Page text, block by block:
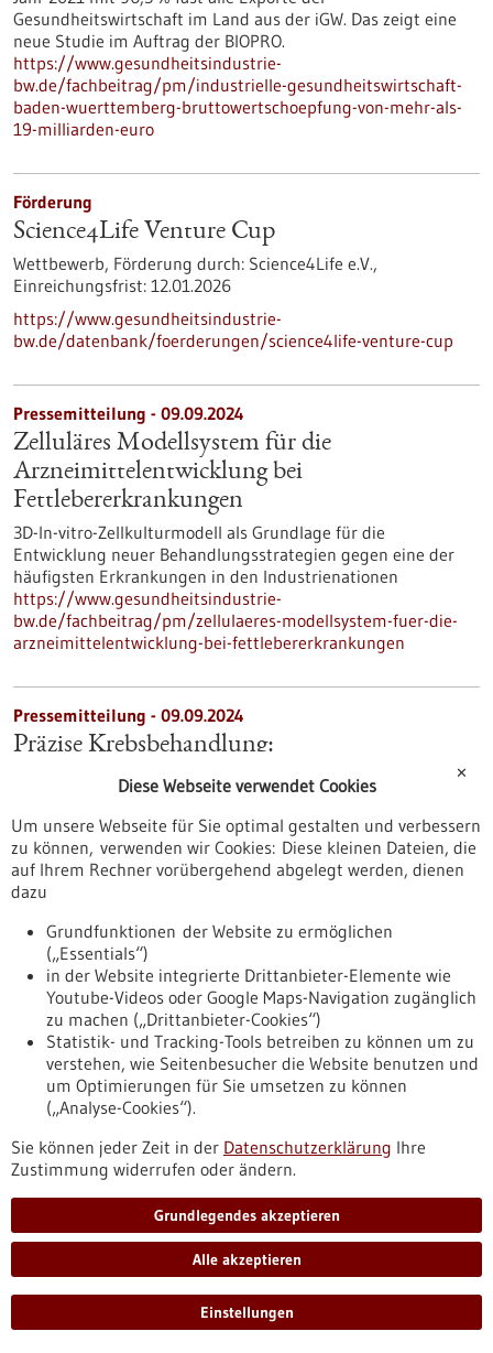
Gesundheitswirtschaft im Land aus der iGW. Das zeigt eine
neue Studie im Auftrag der BIOPRO.
https://www.gesundheitsindustrie-
bw.de/fachbeitrag/pm/industrielle-gesundheitswirtschaft-
baden-wuerttemberg-bruttowertschoepfung-von-mehr-als-
19-milliarden-euro
Förderung
Science4Life Venture Cup
Wettbewerb, Förderung durch: Science4Life e.V.,
Einreichungsfrist: 12.01.2026
https://www.gesundheitsindustrie-
bw.de/datenbank/foerderungen/science4life-venture-cup
Pressemitteilung - 09.09.2024
Zelluläres Modellsystem für die
Arzneimittelentwicklung bei
Fettlebererkrankungen
3D-In-vitro-Zellkulturmodell als Grundlage für die
Entwicklung neuer Behandlungsstrategien gegen eine der
häufigsten Erkrankungen in den Industrienationen
https://www.gesundheitsindustrie-
bw.de/fachbeitrag/pm/zellulaeres-modellsystem-fuer-die-
arzneimittelentwicklung-bei-fettlebererkrankungen
Pressemitteilung - 09.09.2024
Präzise Krebsbehandlung:
Universitätsklinikum Freiburg setzt doppelt
Am Universitätsklinikum Freiburg wurden erstmalig in
Deutschland zwei Linearbeschleuniger der neuesten
Generation in Betrieb genommen. Die extrem schnelle
hochauflösende 3D-Bildgebung ermöglicht noch präzisere
Behandlung von Krebs-Patient*innen.
https://www.gesundheitsindustrie-
bw.de/fachbeitrag/pm/praezise-krebsbehandlung-
universitaetsklinikum-freiburg-setzt-doppelt-auf-modernste-
linearbeschleuniger-weltweit
Pressemitteilung - 09.09.2024
Neues Verfahren des Molekularen
Engineerings ermöglicht komplexe Organoide
Mithilfe eines neuen Verfahrens des Molekularen Engineering
können Organoide gezielt in ihrer Entwicklung beeinflusst
werden. Zum Einsatz kommen dabei Mikrokugeln aus gezielt
gefalteter DNA, die im Inneren der Gewebestrukturen
Wachstumsfaktoren oder andere Signalmoleküle freisetzen.
Dadurch entstehen wesentlich komplexere Organoide, die die
entsprechenden Gewebe besser nachahmen und einen
realistischeren Zellmix aufweisen als bisher.
✕
Diese Webseite verwendet Cookies
Um unsere Webseite für Sie optimal gestalten und verbessern
zu können, verwenden wir Cookies: Diese kleinen Dateien, die
auf Ihrem Rechner vorübergehend abgelegt werden, dienen
dazu
Grundfunktionen der Website zu ermöglichen
(„Essentials“)
in der Website integrierte Drittanbieter-Elemente wie
Youtube-Videos oder Google Maps-Navigation zugänglich
zu machen („Drittanbieter-Cookies“)
Statistik- und Tracking-Tools betreiben zu können um zu
verstehen, wie Seitenbesucher die Website benutzen und
um Optimierungen für Sie umsetzen zu können
(„Analyse-Cookies“).
Sie können jeder Zeit in der Datenschutzerklärung Ihre
Zustimmung widerrufen oder ändern.
Grundlegendes akzeptieren
Alle akzeptieren
Einstellungen